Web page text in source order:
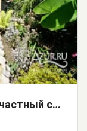
"Гостевые домики У Василия" частный сектор